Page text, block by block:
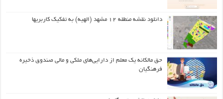
دانلود نقشه منطقه ۱۲ مشهد (الهیه) به تفکیک کاربریها
حق مالکانه یک معلم از دارایی‌های ملکی و مالی صندوق ذخیره
فرهنگیان